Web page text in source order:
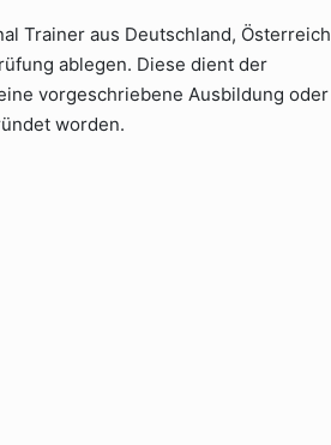
Trainer aus Deutschland, Österreich
ablegen. Diese dient der
vorgeschriebene Ausbildung oder
worden.